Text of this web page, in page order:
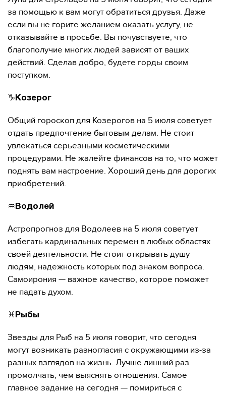
за помощью к вам могут обратиться друзья. Даже
если вы не горите желанием оказать услугу, не
отказывайте в просьбе. Вы почувствуете, что
благополучие многих людей зависят от ваших
действий. Сделав добро, будете горды своим
поступком.
♑️ Козерог
Общий гороскоп для Козерогов на 5 июля советует
отдать предпочтение бытовым делам. Не стоит
увлекаться серьезными косметическими
процедурами. Не жалейте финансов на то, что может
поднять вам настроение. Хороший день для дорогих
приобретений.
♒️ Водолей
Астропрогноз для Водолеев на 5 июля советует
избегать кардинальных перемен в любых областях
своей деятельности. Не стоит открывать душу
людям, надежность которых под знаком вопроса.
Самоирония — важное качество, которое поможет
не падать духом.
♓️ Рыбы
Звезды для Рыб на 5 июля говорит, что сегодня
могут возникать разногласия с окружающими из-за
разных взглядов на жизнь. Лучше лишний раз
промолчать, чем выяснять отношения. Самое
главное задание на сегодня — помириться с